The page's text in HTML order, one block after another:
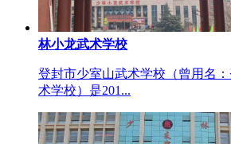
林小龙武术学校
登封市少室山武术学校（曾用名
术学校）是201...